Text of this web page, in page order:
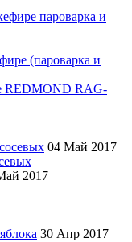
(пароварка и
04 Май 2017
2017
30 Апр 2017